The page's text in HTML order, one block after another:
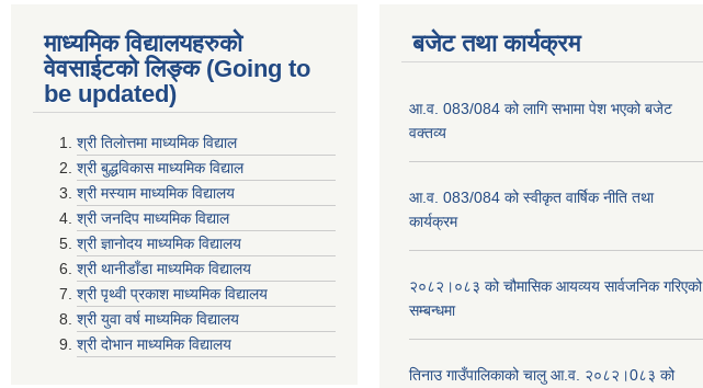
माध्यमिक विद्यालयहरुकाे
वेवसाईटको लिङ्क (Going to
be updated)
श्री तिलाेत्तमा माध्यमिक विद्याल
श्री बुद्धविकास माध्यमिक विद्याल
श्री मस्याम माध्यमिक विद्यालय
श्री जनदिप माध्यमिक विद्याल
श्री ज्ञानोदय माध्यमिक विद्यालय
श्री थानीडाँडा माध्यमिक विद्यालय
श्री पृथ्वी प्रकाश माध्यमिक विद्यालय
श्री युवा वर्ष माध्यमिक विद्यालय
श्री दोभान माध्यमिक विद्यालय
बजेट तथा कार्यक्रम
आ.व. 083/084 को लागि सभामा पेश भएको बजेट
वक्तव्य
आ.व. 083/084 को स्वीकृत वार्षिक नीति तथा
कार्यक्रम
२०८२।०८३ को चौमासिक आयव्यय सार्वजनिक गरिएको
सम्बन्धमा
तिनाउ गाउँपालिकाको चालु आ.व. २०८२।0८३ को